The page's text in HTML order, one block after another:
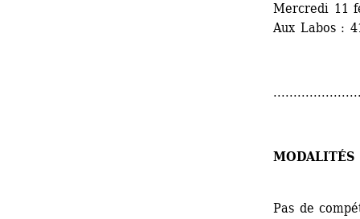
Mercredi 11
Aux Labos :
Pas de